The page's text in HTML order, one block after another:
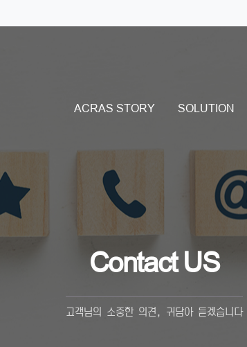
ACRAS STORY SOLUTION
Contact US
고객님의 소중한 의견, 귀담아 듣겠습니다